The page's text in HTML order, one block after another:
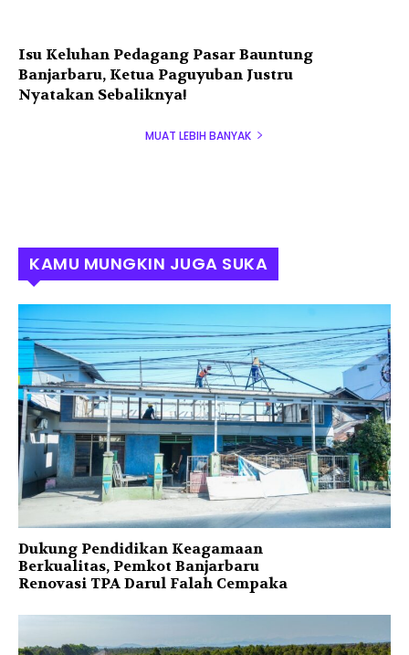
Isu Keluhan Pedagang Pasar Bauntung
Banjarbaru, Ketua Paguyuban Justru
Nyatakan Sebaliknya!
MUAT LEBIH BANYAK
KAMU MUNGKIN JUGA SUKA
Dukung Pendidikan Keagamaan
Berkualitas, Pemkot Banjarbaru
Renovasi TPA Darul Falah Cempaka